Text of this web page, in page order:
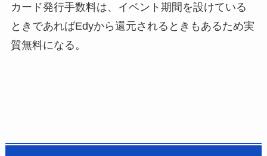
カード発行手数料は、イベント期間を設けている
ときであればEdyから還元されるときもあるため実
質無料になる。